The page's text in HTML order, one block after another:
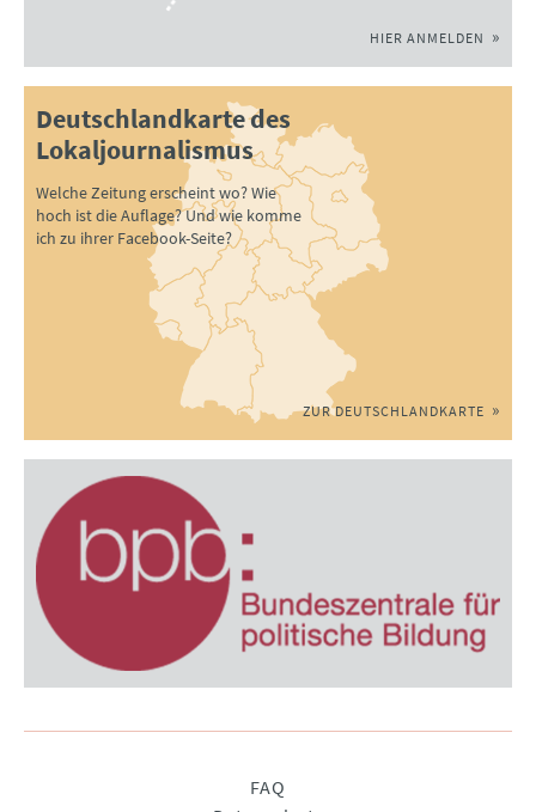
HIER ANMELDEN
Deutschlandkarte des
Lokaljournalismus
Welche Zeitung erscheint wo? Wie
hoch ist die Auflage? Und wie komme
ich zu ihrer Facebook-Seite?
ZUR DEUTSCHLANDKARTE
FAQ